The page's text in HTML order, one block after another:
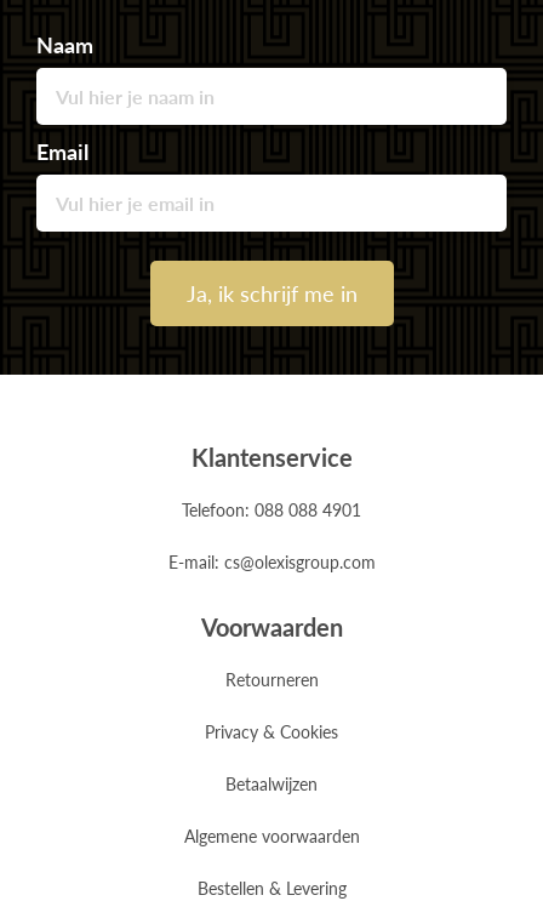
Naam
Email
Ja, ik schrijf me in
Klantenservice
Telefoon: 088 088 4901
E-mail: cs@olexisgroup.com
Voorwaarden
Retourneren
Privacy & Cookies
Betaalwijzen
Algemene voorwaarden
Bestellen & Levering